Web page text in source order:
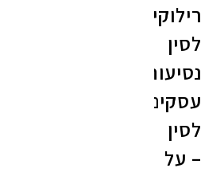
רילוקיישן
לסין
נסיעות
עסקים
לסין
– על